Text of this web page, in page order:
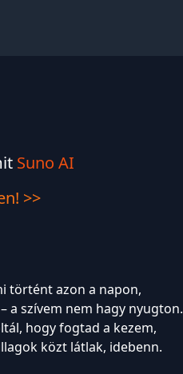
Suno AI
>>
történt azon a napon,
a szívem nem hagy nyugton.
hogy fogtad a kezem,
közt látlak, idebenn.